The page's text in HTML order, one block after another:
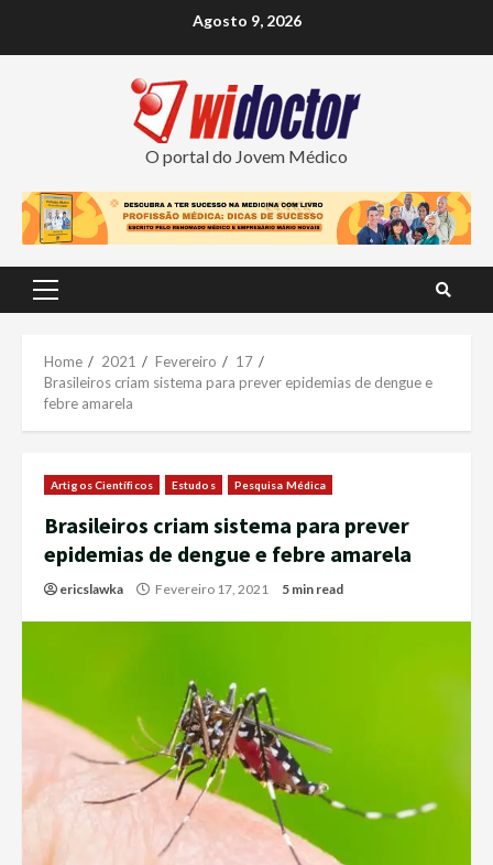
Agosto 9, 2026
O portal do Jovem Médico
Primary
Home 2021 Fevereiro
17
Brasileiros criam sistema para prever epidemias de dengue e
febre amarela
Artigos Científicos Estudos Pesquisa Médica
Brasileiros criam sistema para prever
epidemias de dengue e febre amarela
ericslawka Fevereiro 17, 2021 5 min read